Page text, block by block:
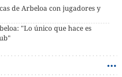
de Arbeloa con jugadores y
"Lo único que hace es